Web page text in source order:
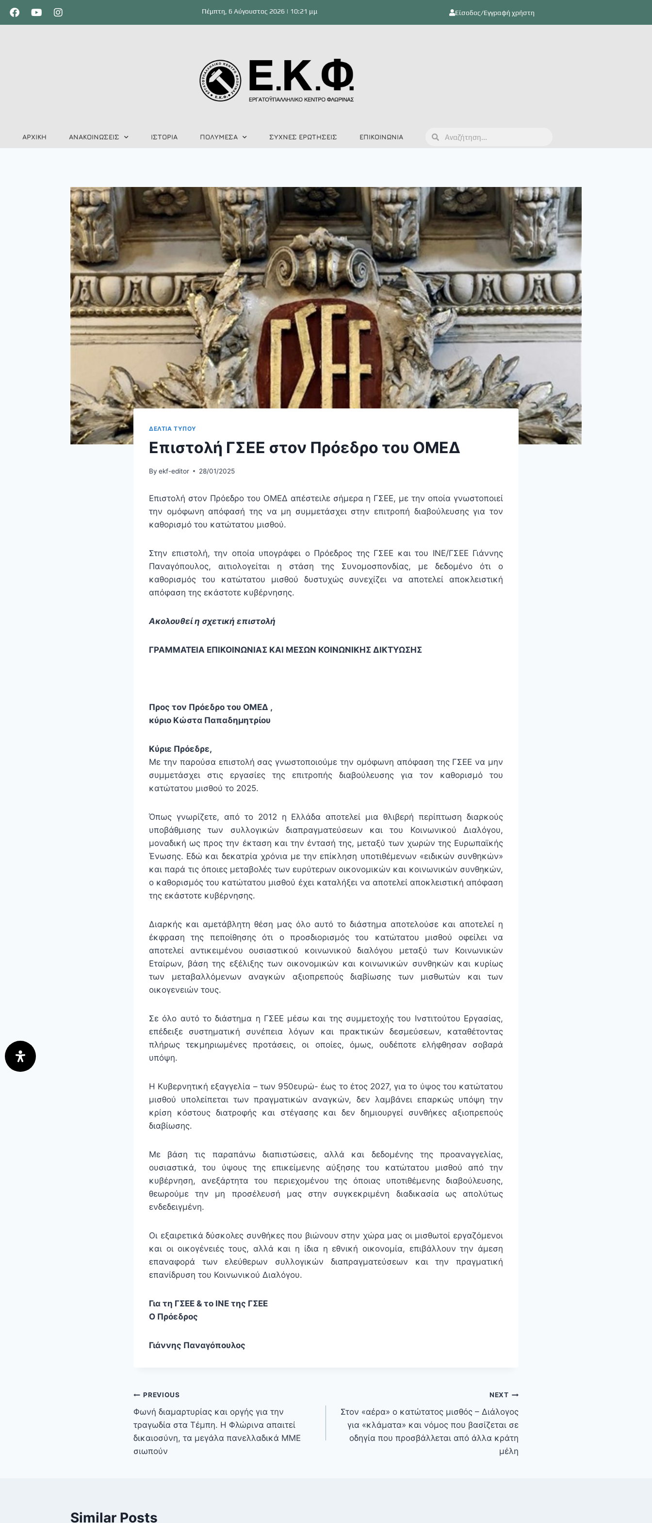
Πέμπτη, 6 Αύγουστος 2026 | 10:21 μμ Είσοδος/Εγγραφή χρήστη
ΑΡΧΙΚΗ ΑΝΑΚΟΙΝΩΣΕΙΣ ΙΣΤΟΡΙΑ ΠΟΛΥΜΕΣΑ ΣΥΧΝΕΣ ΕΡΩΤΗΣΕΙΣ ΕΠΙΚΟΙΝΩΝΙΑ
ΔΕΛΤΙΑ ΤΥΠΟΥ
Επιστολή ΓΣΕΕ στον Πρόεδρο του ΟΜΕΔ
By ekf-editor 28/01/2025
Επιστολή στον Πρόεδρο του ΟΜΕΔ απέστειλε σήμερα η ΓΣΕΕ, με την οποία γνωστοποιεί
την ομόφωνη απόφασή της να μη συμμετάσχει στην επιτροπή διαβούλευσης για τον
καθορισμό του κατώτατου μισθού.
Στην επιστολή, την οποία υπογράφει ο Πρόεδρος της ΓΣΕΕ και του ΙΝΕ/ΓΣΕΕ Γιάννης
Παναγόπουλος, αιτιολογείται η στάση της Συνομοσπονδίας, με δεδομένο ότι ο
καθορισμός του κατώτατου μισθού δυστυχώς συνεχίζει να αποτελεί αποκλειστική
απόφαση της εκάστοτε κυβέρνησης.
Ακολουθεί η σχετική επιστολή
ΓΡΑΜΜΑΤΕΙΑ ΕΠΙΚΟΙΝΩΝΙΑΣ ΚΑΙ ΜΕΣΩΝ ΚΟΙΝΩΝΙΚΗΣ ΔΙΚΤΥΩΣΗΣ
Προς τον Πρόεδρο του ΟΜΕΔ ,
κύριο Κώστα Παπαδημητρίου
Κύριε Πρόεδρε,
Με την παρούσα επιστολή σας γνωστοποιούμε την ομόφωνη απόφαση της ΓΣΕΕ να μην
συμμετάσχει στις εργασίες της επιτροπής διαβούλευσης για τον καθορισμό του
κατώτατου μισθού το 2025.
Όπως γνωρίζετε, από το 2012 η Ελλάδα αποτελεί μια θλιβερή περίπτωση διαρκούς
υποβάθμισης των συλλογικών διαπραγματεύσεων και του Κοινωνικού Διαλόγου,
μοναδική ως προς την έκταση και την έντασή της, μεταξύ των χωρών της Ευρωπαϊκής
Ένωσης. Εδώ και δεκατρία χρόνια με την επίκληση υποτιθέμενων «ειδικών συνθηκών»
και παρά τις όποιες μεταβολές των ευρύτερων οικονομικών και κοινωνικών συνθηκών,
ο καθορισμός του κατώτατου μισθού έχει καταλήξει να αποτελεί αποκλειστική απόφαση
της εκάστοτε κυβέρνησης.
Διαρκής και αμετάβλητη θέση μας όλο αυτό το διάστημα αποτελούσε και αποτελεί η
έκφραση της πεποίθησης ότι ο προσδιορισμός του κατώτατου μισθού οφείλει να
αποτελεί αντικειμένου ουσιαστικού κοινωνικού διαλόγου μεταξύ των Κοινωνικών
Εταίρων, βάση της εξέλιξης των οικονομικών και κοινωνικών συνθηκών και κυρίως
των μεταβαλλόμενων αναγκών αξιοπρεπούς διαβίωσης των μισθωτών και των
οικογενειών τους.
Σε όλο αυτό το διάστημα η ΓΣΕΕ μέσω και της συμμετοχής του Ινστιτούτου Εργασίας,
επέδειξε συστηματική συνέπεια λόγων και πρακτικών δεσμεύσεων, καταθέτοντας
πλήρως τεκμηριωμένες προτάσεις, οι οποίες, όμως, ουδέποτε ελήφθησαν σοβαρά
υπόψη.
Η Κυβερνητική εξαγγελία – των 950ευρώ- έως το έτος 2027, για το ύψος του κατώτατου
μισθού υπολείπεται των πραγματικών αναγκών, δεν λαμβάνει επαρκώς υπόψη την
κρίση κόστους διατροφής και στέγασης και δεν δημιουργεί συνθήκες αξιοπρεπούς
διαβίωσης.
Με βάση τις παραπάνω διαπιστώσεις, αλλά και δεδομένης της προαναγγελίας,
ουσιαστικά, του ύψους της επικείμενης αύξησης του κατώτατου μισθού από την
κυβέρνηση, ανεξάρτητα του περιεχομένου της όποιας υποτιθέμενης διαβούλευσης,
θεωρούμε την μη προσέλευσή μας στην συγκεκριμένη διαδικασία ως απολύτως
ενδεδειγμένη.
Οι εξαιρετικά δύσκολες συνθήκες που βιώνουν στην χώρα μας οι μισθωτοί εργαζόμενοι
και οι οικογένειές τους, αλλά και η ίδια η εθνική οικονομία, επιβάλλουν την άμεση
επαναφορά των ελεύθερων συλλογικών διαπραγματεύσεων και την πραγματική
επανίδρυση του Κοινωνικού Διαλόγου.
Για τη ΓΣΕΕ & το ΙΝΕ της ΓΣΕΕ
Ο Πρόεδρος
Γιάννης Παναγόπουλος
PREVIOUS
Φωνή διαμαρτυρίας και οργής για την
τραγωδία στα Τέμπη. Η Φλώρινα απαιτεί
δικαιοσύνη, τα μεγάλα πανελλαδικά ΜΜΕ
σιωπούν
NEXT
Στον «αέρα» ο κατώτατος μισθός – Διάλογος
για «κλάματα» και νόμος που βασίζεται σε
οδηγία που προσβάλλεται από άλλα κράτη
μέλη
Similar Posts